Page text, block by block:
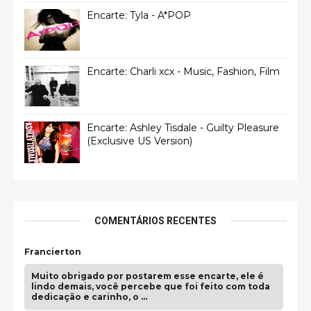
Encarte: Tyla - A*POP
Encarte: Charli xcx - Music, Fashion, Film
Encarte: Ashley Tisdale - Guilty Pleasure
(Exclusive US Version)
COMENTÁRIOS RECENTES
Francierton
Muito obrigado por postarem esse encarte, ele é
lindo demais, você percebe que foi feito com toda
dedicação e carinho, o …